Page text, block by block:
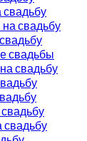
свадьбу
свадьбу
свадьбы
свадьбу
свадьбу